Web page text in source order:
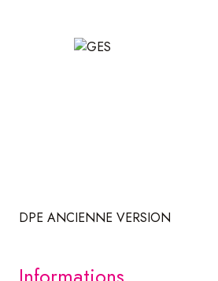
DPE ANCIENNE VERSION